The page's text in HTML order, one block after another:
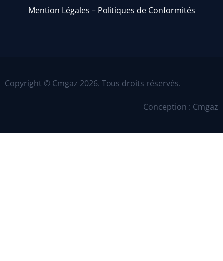
Mention Légales – Politiques de Conformités
Copyright © Cmgaz 2026. Tous droits réservés.
Conception : Cmgaz